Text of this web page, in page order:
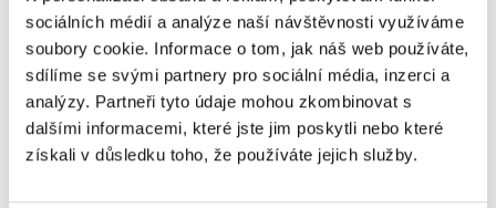
sociálních médií a analýze naší návštěvnosti využíváme
soubory cookie. Informace o tom, jak náš web používáte,
sdílíme se svými partnery pro sociální média, inzerci a
analýzy. Partneři tyto údaje mohou zkombinovat s
dalšími informacemi, které jste jim poskytli nebo které
získali v důsledku toho, že používáte jejich služby.
Všechny Česko Slovensko
ALO diamonds OC Forum Nová Karolina,
Ostrava
Jantarová 3344/4, 702 00 Ostrava-Moravská Ostrava